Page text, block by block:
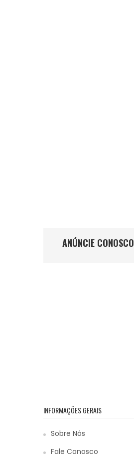
ANÚNCIE CONOSCO
INFORMAÇÕES GERAIS
Sobre Nós
Fale Conosco